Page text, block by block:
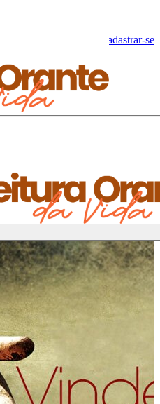
Cadastrar-se